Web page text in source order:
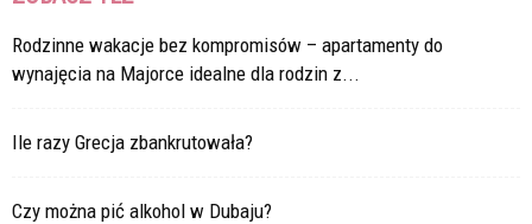
Rodzinne wakacje bez kompromisów – apartamenty do
wynajęcia na Majorce idealne dla rodzin z...
Ile razy Grecja zbankrutowała?
Czy można pić alkohol w Dubaju?